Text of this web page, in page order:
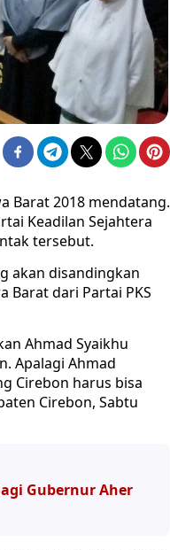
Barat 2018 mendatang.
Keadilan Sejahtera
tersebut.
akan disandingkan
Barat dari Partai PKS
Ahmad Syaikhu
Apalagi Ahmad
Cirebon harus bisa
Cirebon, Sabtu
Gubernur Aher